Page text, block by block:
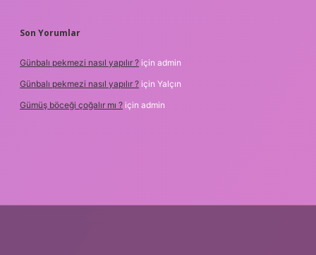
Son Yorumlar
Günbalı pekmezi nasıl yapılır ? için admin
Günbalı pekmezi nasıl yapılır ? için Yalçın
Gümüş böceği çoğalır mı ? için admin